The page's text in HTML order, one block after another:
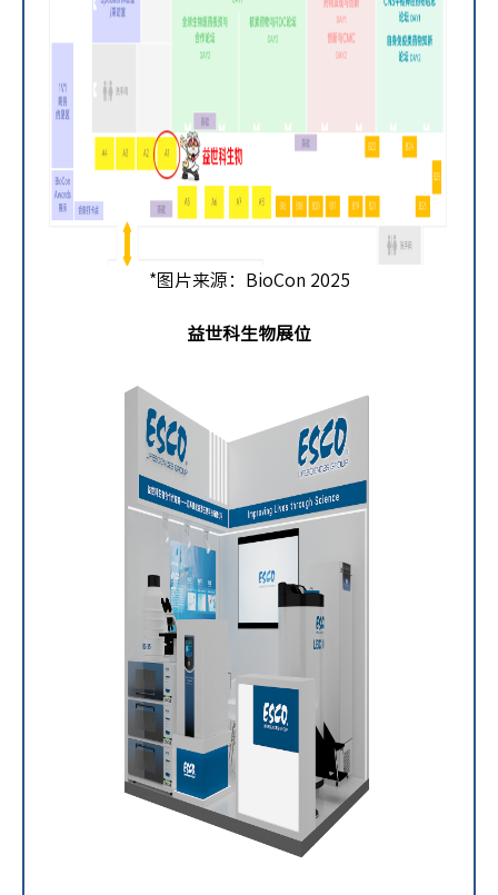
*图片来源：BioCon 2025
益世科生物展位